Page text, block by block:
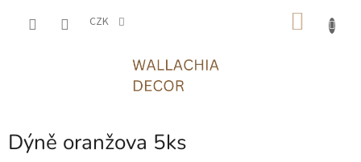
CZK
Dýně oranžova 5ks